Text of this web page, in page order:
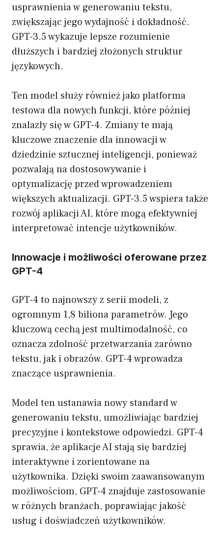
usprawnienia w generowaniu tekstu,
zwiększając jego wydajność i dokładność.
GPT-3.5 wykazuje lepsze rozumienie
dłuższych i bardziej złożonych struktur
językowych.
Ten model służy również jako platforma
testowa dla nowych funkcji, które później
znalazły się w GPT-4. Zmiany te mają
kluczowe znaczenie dla innowacji w
dziedzinie sztucznej inteligencji, ponieważ
pozwalają na dostosowywanie i
optymalizację przed wprowadzeniem
większych aktualizacji. GPT-3.5 wspiera także
rozwój aplikacji AI, które mogą efektywniej
interpretować intencje użytkowników.
Innowacje i możliwości oferowane przez
GPT-4
GPT-4 to najnowszy z serii modeli, z
ogromnym 1,8 biliona parametrów. Jego
kluczową cechą jest multimodalność, co
oznacza zdolność przetwarzania zarówno
tekstu, jak i obrazów. GPT-4 wprowadza
znaczące usprawnienia.
Model ten ustanawia nowy standard w
generowaniu tekstu, umożliwiając bardziej
precyzyjne i kontekstowe odpowiedzi. GPT-4
sprawia, że aplikacje AI stają się bardziej
interaktywne i zorientowane na
użytkownika. Dzięki swoim zaawansowanym
możliwościom, GPT-4 znajduje zastosowanie
w różnych branżach, poprawiając jakość
usług i doświadczeń użytkowników.